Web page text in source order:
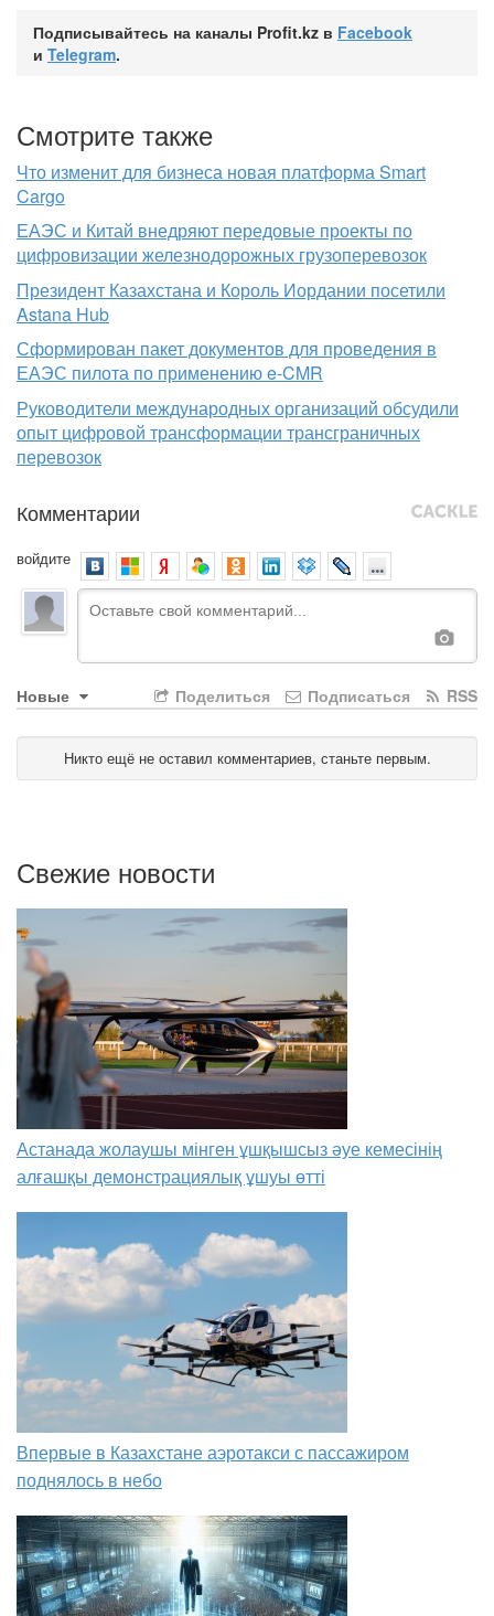
Подписывайтесь на каналы Profit.kz в Facebook
и Telegram.
Смотрите также
Что изменит для бизнеса новая платформа Smart
Cargo
ЕАЭС и Китай внедряют передовые проекты по
цифровизации железнодорожных грузоперевозок
Президент Казахстана и Король Иордании посетили
Astana Hub
Сформирован пакет документов для проведения в
ЕАЭС пилота по применению e-CMR
Руководители международных организаций обсудили
опыт цифровой трансформации трансграничных
перевозок
Комментарии
войдите
Новые RSS
Подписаться
Поделиться
Никто ещё не оставил комментариев, станьте первым.
Свежие новости
Астанада жолаушы мінген ұшқышсыз әуе кемесінің
алғашқы демонстрациялық ұшуы өтті
Впервые в Казахстане аэротакси с пассажиром
поднялось в небо